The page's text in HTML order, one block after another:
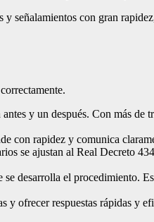
señalamientos con gran
y un después. Con más de
con rapidez y comunica
se ajustan al Real Decreto
desarrolla el procedimiento.
ofrecer respuestas rápidas y